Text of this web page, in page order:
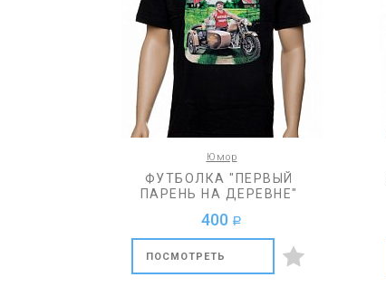
Юмор
ФУТБОЛКА "ПЕРВЫЙ
ПАРЕНЬ НА ДЕРЕВНЕ"
400 a
ПОСМОТРЕТЬ